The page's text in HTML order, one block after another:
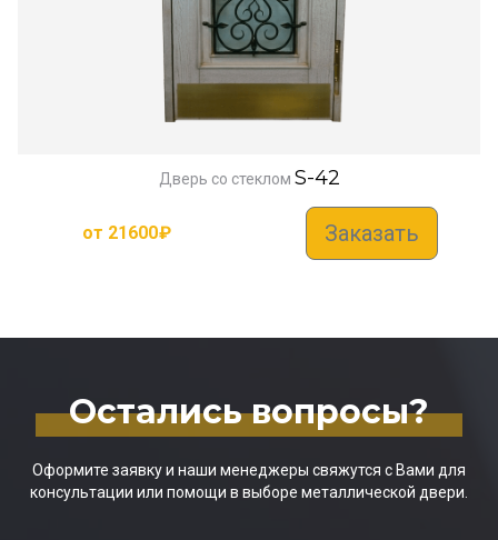
Дверь со стеклом S-42
от 21600₽ Заказать
Остались вопросы?
Оформите заявку и наши менеджеры свяжутся с Вами для
консультации или помощи в выборе металлической двери.